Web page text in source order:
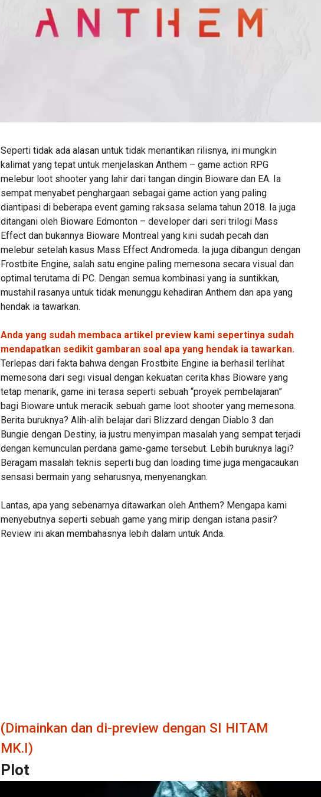
Seperti tidak ada alasan untuk tidak menantikan rilisnya, ini mungkin
kalimat yang tepat untuk menjelaskan Anthem – game action RPG
melebur loot shooter yang lahir dari tangan dingin Bioware dan EA. Ia
sempat menyabet penghargaan sebagai game action yang paling
diantipasi di beberapa event gaming raksasa selama tahun 2018. Ia juga
ditangani oleh Bioware Edmonton – developer dari seri trilogi Mass
Effect dan bukannya Bioware Montreal yang kini sudah pecah dan
melebur setelah kasus Mass Effect Andromeda. Ia juga dibangun dengan
Frostbite Engine, salah satu engine paling memesona secara visual dan
optimal terutama di PC. Dengan semua kombinasi yang ia suntikkan,
mustahil rasanya untuk tidak menunggu kehadiran Anthem dan apa yang
hendak ia tawarkan.
Anda yang sudah membaca artikel preview kami sepertinya sudah
mendapatkan sedikit gambaran soal apa yang hendak ia tawarkan.
Terlepas dari fakta bahwa dengan Frostbite Engine ia berhasil terlihat
memesona dari segi visual dengan kekuatan cerita khas Bioware yang
tetap menarik, game ini terasa seperti sebuah “proyek pembelajaran”
bagi Bioware untuk meracik sebuah game loot shooter yang memesona.
Berita buruknya? Alih-alih belajar dari Blizzard dengan Diablo 3 dan
Bungie dengan Destiny, ia justru menyimpan masalah yang sempat terjadi
dengan kemunculan perdana game-game tersebut. Lebih buruknya lagi?
Beragam masalah teknis seperti bug dan loading time juga mengacaukan
sensasi bermain yang seharusnya, menyenangkan.
Lantas, apa yang sebenarnya ditawarkan oleh Anthem? Mengapa kami
menyebutnya seperti sebuah game yang mirip dengan istana pasir?
Review ini akan membahasnya lebih dalam untuk Anda.
(Dimainkan dan di-preview dengan SI HITAM
MK.I)
Plot